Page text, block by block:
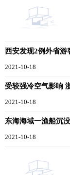
西安发现2例外省游
2021-10-18
受较强冷空气影响
2021-10-18
东海海域一渔船沉
2021-10-18